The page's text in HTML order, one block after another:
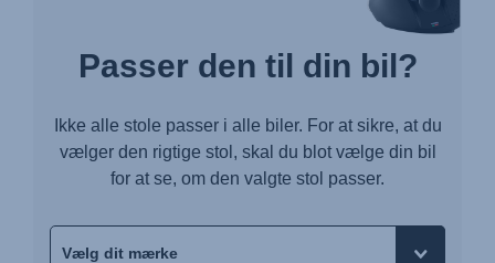
Passer den til din bil?
Ikke alle stole passer i alle biler. For at sikre, at du
vælger den rigtige stol, skal du blot vælge din bil
for at se, om den valgte stol passer.